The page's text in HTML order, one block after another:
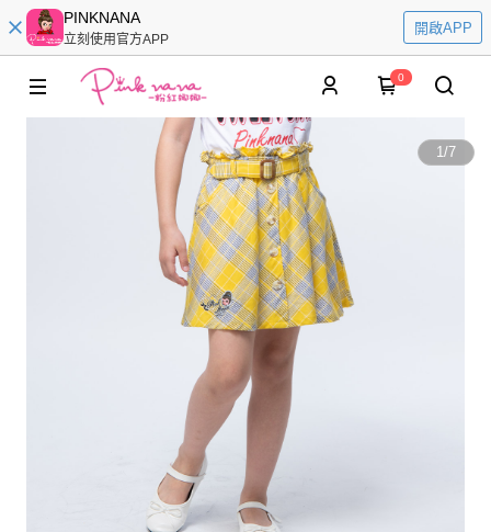
PINKNANA
立刻使用官方APP
開啟APP
0
1/7